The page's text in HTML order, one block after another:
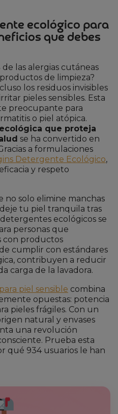
ecológico para
que debes
las alergias cutáneas
de limpieza?
los residuos invisibles
pieles sensibles. Esta
preocupante para
o piel atópica.
que proteja
se ha convertido en
a formulaciones
Detergente Ecológico,
y respeto
no solo elimine manchas
tu piel tranquila tras
ecológicos se
personas que
con productos
cumplir con estándares
contribuyen a reducir
carga de la lavadora.
piel sensible combina
opuestas: potencia
pieles frágiles. Con un
natural y envases
una revolución
Prueba esta
qué 934 usuarios le han